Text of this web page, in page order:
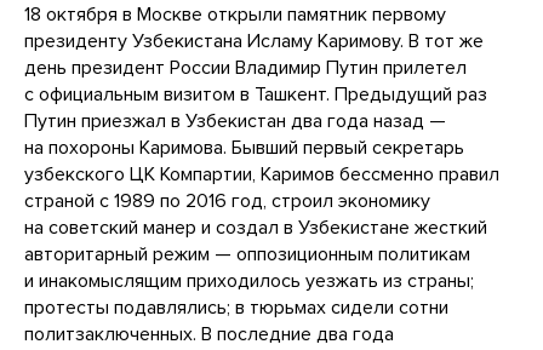
18 октября в Москве открыли памятник первому
президенту Узбекистана Исламу Каримову. В тот же
день президент России Владимир Путин прилетел
с официальным визитом в Ташкент. Предыдущий раз
Путин приезжал в Узбекистан два года назад —
на похороны Каримова. Бывший первый секретарь
узбекского ЦК Компартии, Каримов бессменно правил
страной с 1989 по 2016 год, строил экономику
на советский манер и создал в Узбекистане жесткий
авторитарный режим — оппозиционным политикам
и инакомыслящим приходилось уезжать из страны;
протесты подавлялись; в тюрьмах сидели сотни
политзаключенных. В последние два года